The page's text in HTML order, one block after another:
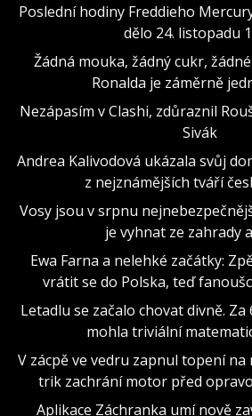
Poslední hodiny Freddieho
dělo 24. listopadu
Žádná mouka, žádný cukr,
Ronalda je záměrně
Nezápasím v Clashi, zdůraznil
Sivák
Andrea Kalivodová ukázala svůj
z nejznámějších tváří
Vosy jsou v srpnu
je vyhnat ze zahrady
Ewa Farna a nelehké začátky:
vrátit se do Polska, teď
Letadlu se začalo chovat divně.
mohla triviální
V zácpě ve vedru zapnul topení
trik zachrání motor před
Aplikace Záchranka umí nově